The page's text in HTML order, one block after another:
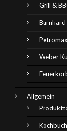
Grill &
Burnhard
Weber
Allgemein